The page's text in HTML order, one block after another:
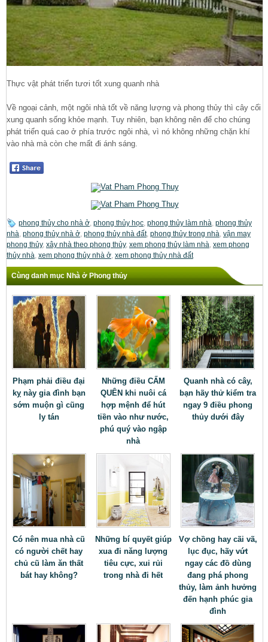
Thực vật phát triển tươi tốt xung quanh nhà
Về ngoại cảnh, một ngôi nhà tốt về năng lượng và phong thủy thì cây cối
xung quanh sống khỏe mạnh. Tuy nhiên, bạn không nên để cho chúng
phát triển quá cao ở phía trước ngôi nhà, vì nó không những chặn khí
vào nhà mà còn che mất đi ánh sáng.
phong thủy cho nhà ở, phong thủy học, phong thủy làm nhà, phong thủy
nhà, phong thủy nhà ở, phong thủy nhà đất, phong thủy trong nhà, vận may
phong thủy, xây nhà theo phong thủy, xem phong thủy làm nhà, xem phong
thủy nhà, xem phong thủy nhà ở, xem phong thủy nhà đất
Cùng danh mục Nhà ở Phong thủy
Phạm phải điều đại
kỵ này gia đình bạn
sớm muộn gì cũng
ly tán
Những điều CẤM
QUÊN khi nuôi cá
hợp mệnh để hút
tiền vào như nước,
phú quý vào ngập
nhà
Quanh nhà có cây,
bạn hãy thử kiểm tra
ngay 9 điều phong
thủy dưới đây
Có nên mua nhà cũ
có người chết hay
chủ cũ làm ăn thất
bát hay không?
Những bí quyết giúp
xua đi năng lượng
tiêu cực, xui rủi
trong nhà đi hết
Vợ chồng hay cãi vã,
lục đục, hãy vứt
ngay các đồ dùng
đang phá phong
thủy, làm ảnh hưởng
đến hạnh phúc gia
đình